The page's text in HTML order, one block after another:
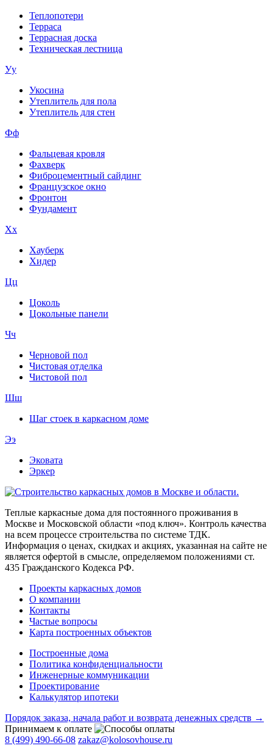
Теплопотери
Терраса
Террасная доска
Техническая лестница
Уу
Укосина
Утеплитель для пола
Утеплитель для стен
Фф
Фальцевая кровля
Фахверк
Фиброцементный сайдинг
Французское окно
Фронтон
Фундамент
Хх
Хауберк
Хидер
Цц
Цоколь
Цокольные панели
Чч
Черновой пол
Чистовая отделка
Чистовой пол
Шш
Шаг стоек в каркасном доме
Ээ
Эковата
Эркер
Теплые каркасные дома для постоянного проживания в
Москве и Московской области «под ключ». Контроль качества
на всем процессе строительства по системе ТДК.
Информация о ценах, скидках и акциях, указанная на сайте не
является офертой в смысле, определяемом положениями ст.
435 Гражданского Кодекса РФ.
Проекты каркасных домов
О компании
Контакты
Частые вопросы
Карта построенных объектов
Построенные дома
Политика конфиденциальности
Инженерные коммуникации
Проектирование
Калькулятор ипотеки
Порядок заказа, начала работ и возврата денежных средств →
Принимаем к оплате
8 (499) 490-66-08 zakaz@kolosovhouse.ru